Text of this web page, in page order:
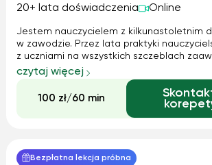
20+ lata doświadczenia Online
Jestem nauczycielem z kilkunastoletnim
w zawodzie. Przez lata praktyki
z uczniami na wszystkich szczeblach
językowego, począwszy od przedszkola,
podstawową, pracę z młodzieżą
środowisku akademickim jako wykł...
czytaj więcej
100 zł/60 min
Bezpłatna lekcja próbna